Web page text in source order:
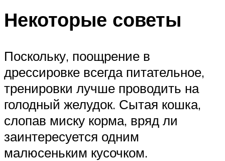
Некоторые советы
Поскольку, поощрение в
дрессировке всегда питательное,
тренировки лучше проводить на
голодный желудок. Сытая кошка,
слопав миску корма, вряд ли
заинтересуется одним
малюсеньким кусочком.